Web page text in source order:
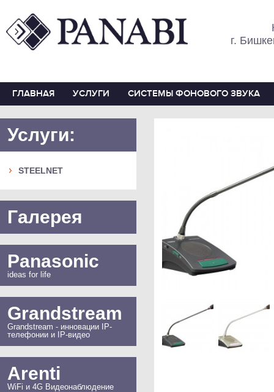
г.
ГЛАВНАЯ УСЛУГИ СИСТЕМЫ ФОНОВОГО ЗВУКА
Услуги:
STEELNET
Галерея
Panasonic
ideas for life
Grandstream
Grandstream - инновации IP-
телефонии и IP-видео
Arenti
WiFi и 4G Видеонаблюдение